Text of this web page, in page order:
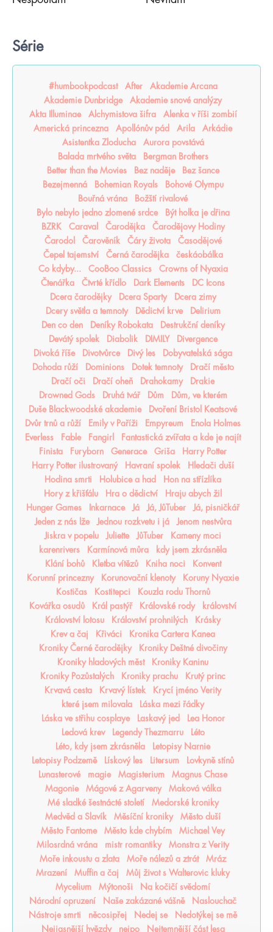
Série
#humbookpodcast After
Akademie Arcana
Akademie Dunbridge
Akademie snové analýzy
Akta Illuminae
Alchymistova šifra
Alenka v říši zombií
Americká princezna
Apollónův pád Arila
Arkádie
Asistentka Zloducha
Aurora povstává
Balada mrtvého světa
Bergman Brothers
Better than the Movies
Bez naděje
Bez šance
Bezejmenná
Bohemian Royals
Bohové Olympu
Bouřná vrána
Božští rivalové
Bylo nebylo jedno zlomené srdce
Být holka je dřina
BZRK
Caraval Čarodějka
Čarodějovy Hodiny
Čarodol
Čarověník Čáry života
Časodějové
Čepel tajemství
Černá čarodějka
českáobálka
Co kdyby...
CooBoo Classics
Crowns of Nyaxia
Čtenářka
Čtvrté křídlo Dark Elements
DC Icons
Dcera čarodějky
Dcera Sparty
Dcera zimy
Dcery světla a temnoty
Dědictví krve
Delirium
Den co den
Deníky Robokata
Destrukční deníky
Devátý spolek
Diabolik DIMILY
Divergence
Divoká říše
Divotvůrce Divý les
Dobyvatelská sága
Dohoda růží
Dominions Dotek temnoty
Dračí město
Dračí oči
Dračí oheň Drahokamy
Drakie
Drowned Gods
Druhá tvář Dům
Dům, ve kterém
Duše Blackwoodské akademie
Dvoření Bristol Keatsové
Dvůr trnů a růží
Emily v Paříži Empyreum
Enola Holmes
Everless
Fable Fangirl
Fantastická zvířata a kde je najít
Finista
Furyborn Generace Griša
Harry Potter
Harry Potter ilustrovaný
Havraní spolek
Hledači duší
Hodina smrti
Holubice a had
Hon na střízlíka
Hory z křišťálu
Hra o dědictví
Hraju abych žil
Hunger Games
Inkarnace Já Já, JůTuber
Já, pisničkář
Jeden z nás lže
Jednou rozkvetu i já
Jenom nestvůra
Jiskra v popelu
Juliette JůTuber
Kameny moci
karenrivers
Karmínová můra
kdy jsem zkrásněla
Klání bohů
Kletba vítězů Kniha noci
Konvent
Korunní princezny
Korunovační klenoty
Koruny Nyaxie
Kostičas
Kostitepci
Kouzla rodu Thornů
Kovářka osudů
Král pastýř Královské rody
království
Království lotosu
Království prohnilých
Krásky
Krev a čaj
Křiváci
Kronika Cartera Kanea
Kroniky Černé čarodějky
Kroniky Deštné divočiny
Kroniky hladových měst
Kroniky Kaninu
Kroniky Pozůstalých
Kroniky prachu
Krutý princ
Krvavá cesta
Krvavý lístek
Krycí jméno Verity
které jsem milovala
Láska mezi řádky
Láska ve střihu cosplaye
Laskavý jed
Lea Honor
Ledová krev
Legendy Thezmarru
Léto
Léto, kdy jsem zkrásněla
Letopisy Narnie
Letopisy Podzemě
Lískový les Litersum
Lovkyně stínů
Lunasterové
magie Magisterium
Magnus Chase
Magonie
Mágové z Agarveny
Maková válka
Mé sladké šestnácté století
Medorské kroniky
Medvěd a Slavík
Měsíční kroniky
Město duší
Město Fantome
Město kde chybím
Michael Vey
Milosrdná vrána
mistr romantiky
Monstra z Verity
Moře inkoustu a zlata
Moře nálezů a ztrát
Mráz
Mrazení
Muffin a čaj
Můj život s Walterovic kluky
Mycelium
Mýtonoši
Na kočičí svědomí
Národní opruzení
Naše zakázané vášně
Naslouchač
Nástroje smrti
něcosipřej Nedej se
Nedotýkej se mě
Nejjasnější hvězdy
nejpo Nejtemnější část lesa